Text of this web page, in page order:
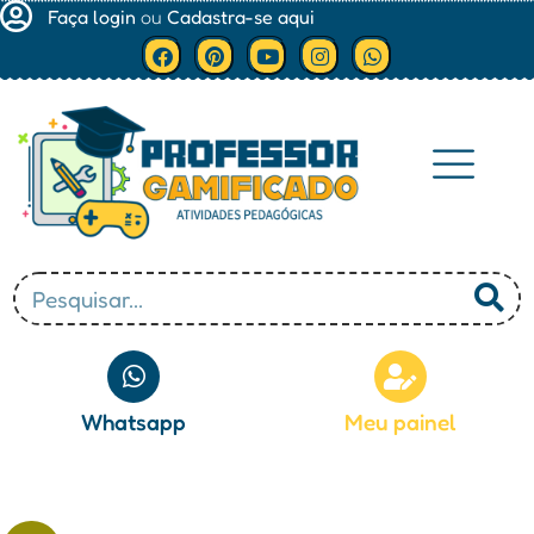
Faça login ou Cadastra-se aqui
Whatsapp Meu painel